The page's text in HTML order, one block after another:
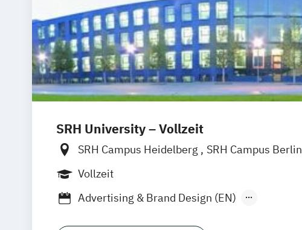
SRH University – Vollzeit
SRH Campus Heidelberg
SRH Campus Berlin
SRH Campus Bremen
SRH Campus Fürth SRH Campus Gera
Vollzeit
Advertising & Brand Design (EN)